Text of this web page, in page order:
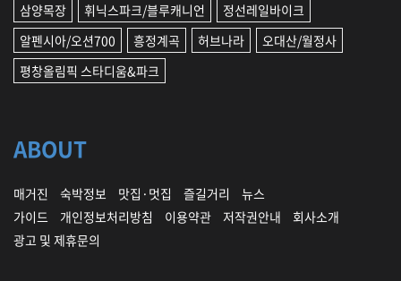
삼양목장
휘닉스파크/블루캐니언
정선레일바이크
알펜시아/오션700
흥정계곡 허브나라
오대산/월정사
평창올림픽 스타디움&파크
ABOUT
매거진 숙박정보 맛집·멋집 즐길거리
뉴스
가이드
개인정보처리방침 이용약관 저작권안내
회사소개
광고 및 제휴문의